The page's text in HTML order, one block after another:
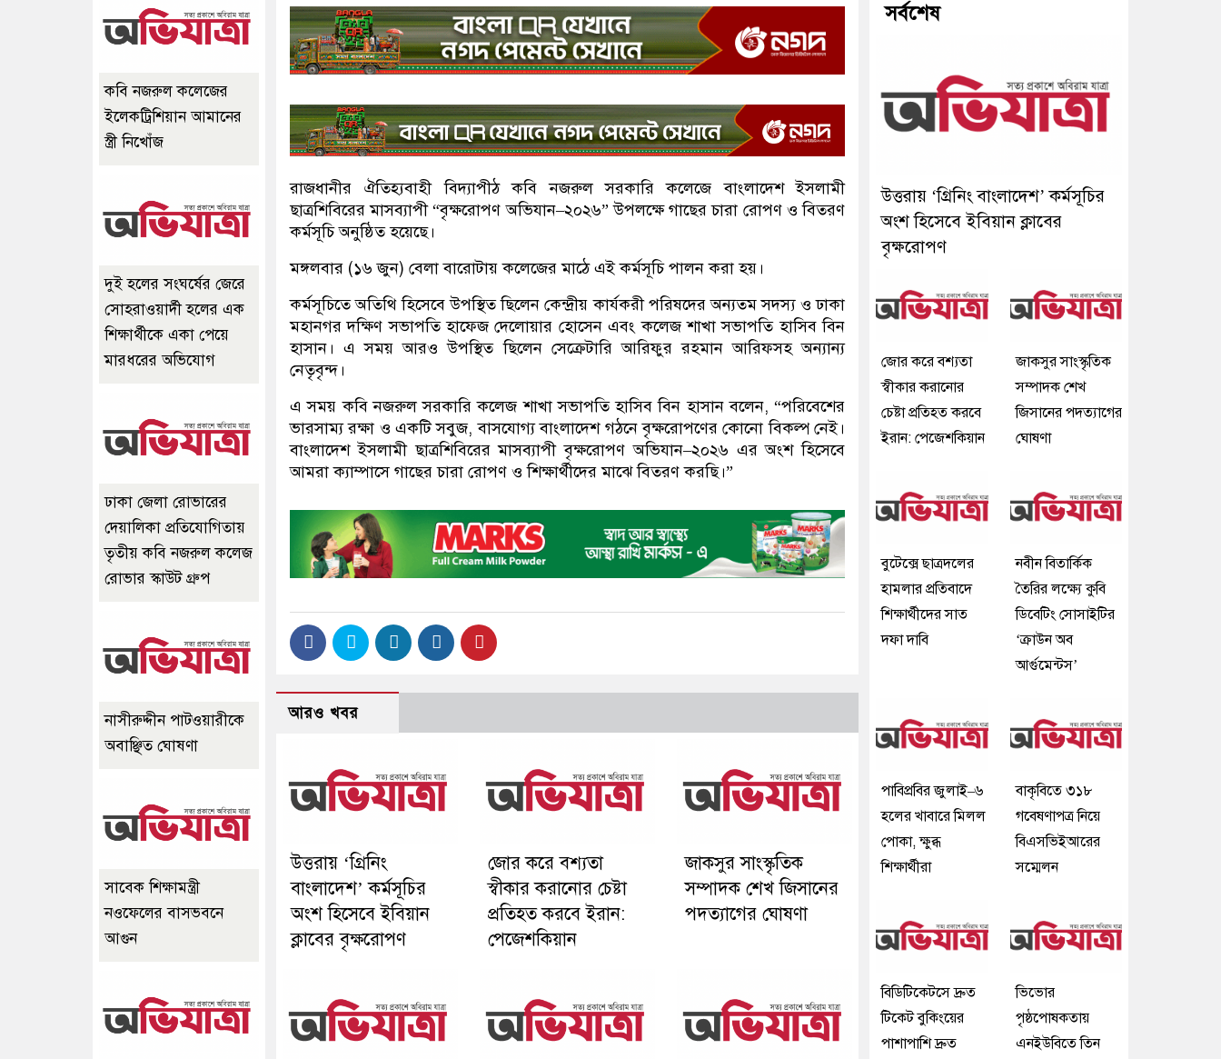
রাজধানীর ঐতিহ্যবাহী বিদ্যাপীঠ কবি নজরুল সরকারি কলেজে বাংলাদেশ ইসলামী
ছাত্রশিবিরের মাসব্যাপী “বৃক্ষরোপণ অভিযান–২০২৬” উপলক্ষে গাছের চারা রোপণ ও বিতরণ
কর্মসূচি অনুষ্ঠিত হয়েছে।
মঙ্গলবার (১৬ জুন) বেলা বারোটায় কলেজের মাঠে এই কর্মসূচি পালন করা হয়।
কর্মসূচিতে অতিথি হিসেবে উপস্থিত ছিলেন কেন্দ্রীয় কার্যকরী পরিষদের অন্যতম সদস্য ও ঢাকা
মহানগর দক্ষিণ সভাপতি হাফেজ দেলোয়ার হোসেন এবং কলেজ শাখা সভাপতি হাসিব বিন
হাসান। এ সময় আরও উপস্থিত ছিলেন সেক্রেটারি আরিফুর রহমান আরিফসহ অন্যান্য
নেতৃবৃন্দ।
এ সময় কবি নজরুল সরকারি কলেজ শাখা সভাপতি হাসিব বিন হাসান বলেন, “পরিবেশের
ভারসাম্য রক্ষা ও একটি সবুজ, বাসযোগ্য বাংলাদেশ গঠনে বৃক্ষরোপণের কোনো বিকল্প নেই।
বাংলাদেশ ইসলামী ছাত্রশিবিরের মাসব্যাপী বৃক্ষরোপণ অভিযান–২০২৬ এর অংশ হিসেবে
আমরা ক্যাম্পাসে গাছের চারা রোপণ ও শিক্ষার্থীদের মাঝে বিতরণ করছি।”
আরও খবর
উত্তরায় ‘গ্রিনিং
বাংলাদেশ’ কর্মসূচির
অংশ হিসেবে ইবিয়ান
ক্লাবের বৃক্ষরোপণ
জোর করে বশ্যতা
স্বীকার করানোর চেষ্টা
প্রতিহত করবে ইরান:
পেজেশকিয়ান
জাকসুর সাংস্কৃতিক
সম্পাদক শেখ জিসানের
পদত্যাগের ঘোষণা
কবি নজরুল কলেজের
ইলেকট্রিশিয়ান আমানের
স্ত্রী নিখোঁজ
দুই হলের সংঘর্ষের জেরে
সোহরাওয়ার্দী হলের এক
শিক্ষার্থীকে একা পেয়ে
মারধরের অভিযোগ
ঢাকা জেলা রোভারের
দেয়ালিকা প্রতিযোগিতায়
তৃতীয় কবি নজরুল কলেজ
রোভার স্কাউট গ্রুপ
নাসীরুদ্দীন পাটওয়ারীকে
অবাঞ্ছিত ঘোষণা
সাবেক শিক্ষামন্ত্রী
নওফেলের বাসভবনে
আগুন
সর্বশেষ
উত্তরায় ‘গ্রিনিং বাংলাদেশ’ কর্মসূচির
অংশ হিসেবে ইবিয়ান ক্লাবের
বৃক্ষরোপণ
জোর করে বশ্যতা
স্বীকার করানোর
চেষ্টা প্রতিহত করবে
ইরান: পেজেশকিয়ান
জাকসুর সাংস্কৃতিক
সম্পাদক শেখ
জিসানের পদত্যাগের
ঘোষণা
বুটেক্সে ছাত্রদলের
হামলার প্রতিবাদে
শিক্ষার্থীদের সাত
দফা দাবি
নবীন বিতার্কিক
তৈরির লক্ষ্যে কুবি
ডিবেটিং সোসাইটির
‘ক্রাউন অব
আর্গুমেন্টস’
পাবিপ্রবির জুলাই–৬
হলের খাবারে মিলল
পোকা, ক্ষুব্ধ
শিক্ষার্থীরা
বাকৃবিতে ৩১৮
গবেষণাপত্র নিয়ে
বিএসভিইআরের
সম্মেলন
বিডিটিকেটসে দ্রুত
টিকেট বুকিংয়ের
পাশাপাশি দ্রুত
ভিভোর
পৃষ্ঠপোষকতায়
এনইউবিতে তিন